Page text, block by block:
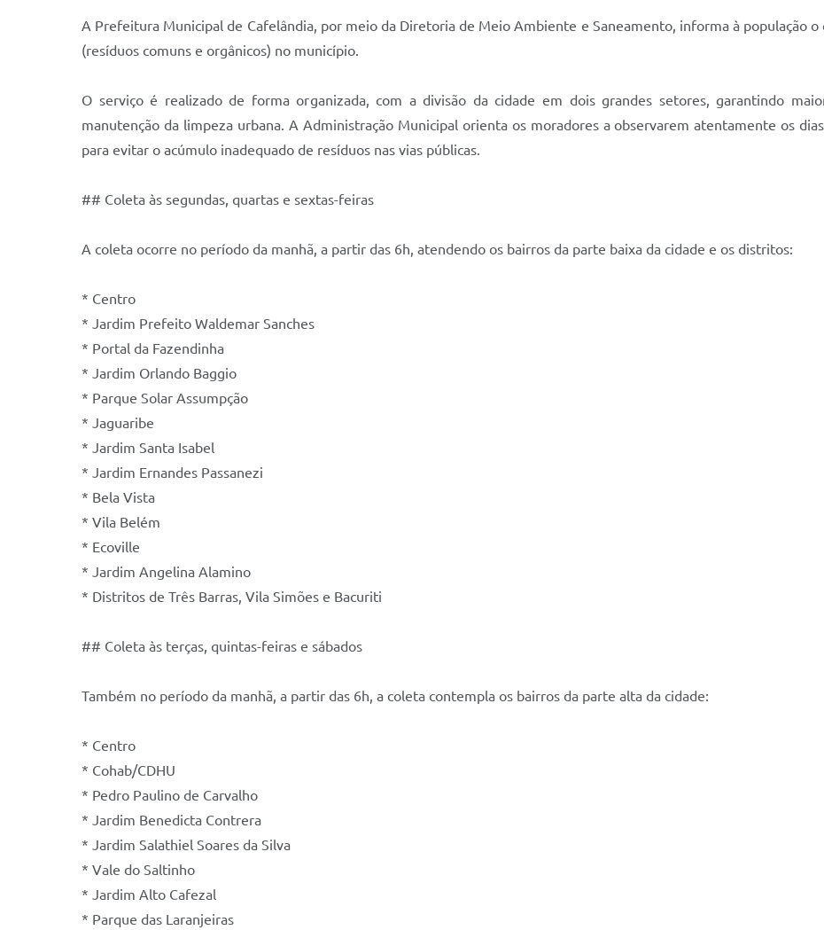
A Prefeitura Municipal de Cafelândia, por meio da Diretoria de Meio Ambiente e Saneamento, informa à população
(resíduos comuns e orgânicos) no município.
O serviço é realizado de forma organizada, com a divisão da cidade em dois grandes setores, garantindo
manutenção da limpeza urbana. A Administração Municipal orienta os moradores a observarem atentamente os
para evitar o acúmulo inadequado de resíduos nas vias públicas.
## Coleta às segundas, quartas e sextas-feiras
A coleta ocorre no período da manhã, a partir das 6h, atendendo os bairros da parte baixa da cidade e os distritos:
* Centro
* Jardim Prefeito Waldemar Sanches
* Portal da Fazendinha
* Jardim Orlando Baggio
* Parque Solar Assumpção
* Jaguaribe
* Jardim Santa Isabel
* Jardim Ernandes Passanezi
* Bela Vista
* Vila Belém
* Ecoville
* Jardim Angelina Alamino
* Distritos de Três Barras, Vila Simões e Bacuriti
## Coleta às terças, quintas-feiras e sábados
Também no período da manhã, a partir das 6h, a coleta contempla os bairros da parte alta da cidade:
* Centro
* Cohab/CDHU
* Pedro Paulino de Carvalho
* Jardim Benedicta Contrera
* Jardim Salathiel Soares da Silva
* Vale do Saltinho
* Jardim Alto Cafezal
* Parque das Laranjeiras